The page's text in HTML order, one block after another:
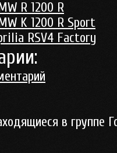
R 1200 R
K 1200 R Sport
RSV4 Factory
в группе